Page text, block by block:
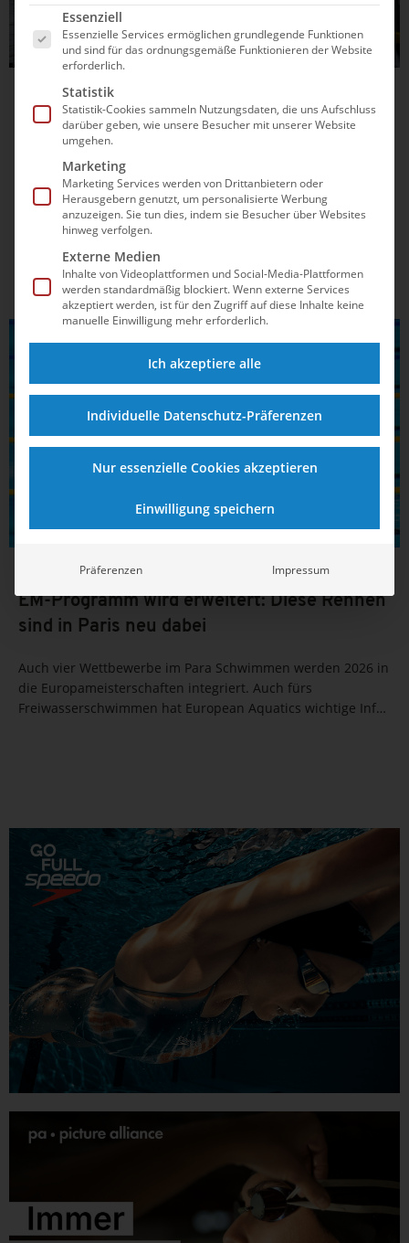
09.04.2025 11:03
Zwölf Monate statt drei Jahre: World
Aquatics lockert Regeln zum
Nationalitätswechsel
World Aquatics hat die Regeln zum Nationenwechsel
drastisch vereinfacht. Doch was steckt wirklich dahinter –
und wer profitiert davon? Besonders für junge Talente
eröffnen sich ganz neue Chancen. Lies jetzt, was sich
geändert hat und welche Optionen Sportler*innen künftig
nutzen...
12.03.2026 11:29
EM-Programm wird erweitert: Diese Rennen
sind in Paris neu dabei
Auch vier Wettbewerbe im Para Schwimmen werden 2026 in
die Europameisterschaften integriert. Auch fürs
Freiwasserschwimmen hat European Aquatics wichtige Infos
Es folgt eine Liste der Service-Gruppen, für die
Essenziell
Essenzielle Services ermöglichen grundlegende Funktionen
und sind für das ordnungsgemäße Funktionieren der Website
erforderlich.
Statistik
Statistik-Cookies sammeln Nutzungsdaten, die uns Aufschluss
darüber geben, wie unsere Besucher mit unserer Website
umgehen.
Marketing
Marketing Services werden von Drittanbietern oder
Herausgebern genutzt, um personalisierte Werbung
anzuzeigen. Sie tun dies, indem sie Besucher über Websites
hinweg verfolgen.
Externe Medien
Inhalte von Videoplattformen und Social-Media-Plattformen
werden standardmäßig blockiert. Wenn externe Services
akzeptiert werden, ist für den Zugriff auf diese Inhalte keine
manuelle Einwilligung mehr erforderlich.
Ich akzeptiere alle
Individuelle Datenschutz-Präferenzen
Nur essenzielle Cookies akzeptieren
Einwilligung speichern
Präferenzen Impressum